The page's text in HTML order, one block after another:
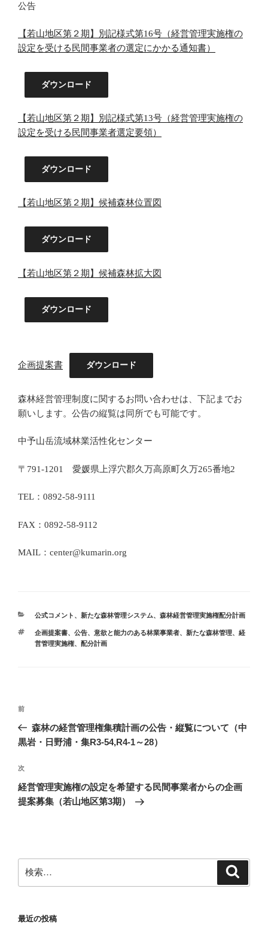
公告
【若山地区第２期】別記様式第16号（経営管理実施権の
設定を受ける民間事業者の選定にかかる通知書）
ダウンロード
【若山地区第２期】別記様式第13号（経営管理実施権の
設定を受ける民間事業者選定要領）
ダウンロード
【若山地区第２期】候補森林位置図
ダウンロード
【若山地区第２期】候補森林拡大図
ダウンロード
企画提案書 ダウンロード
森林経営管理制度に関するお問い合わせは、下記までお
願いします。公告の縦覧は同所でも可能です。
中予山岳流域林業活性化センター
〒791-1201 愛媛県上浮穴郡久万高原町久万265番地2
TEL：0892-58-9111
FAX：0892-58-9112
MAIL：center@kumarin.org
カ
ゴ
リ
公式コメント 、 新たな森林管理システム、 森林経営管理実施権配分計画
タ
グ
企画提案書、 公告、 意欲と能力のある林業事業者、 新たな森林管理、 経
営管理実施権、 配分計画
投
ナ
ゲ
ー
シ
前
の
投
前
森林の経営管理権集積計画の公告・縦覧について（中
黒岩・日野浦・集R3-54,R4-1～28）
次
の
投
次
経営管理実施権の設定を希望する民間事業者からの企画
提案募集（若山地区第3期）
索:
最近の投稿